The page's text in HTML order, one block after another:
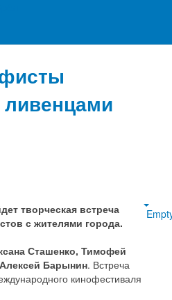
ливенцами
творческая встреча
с жителями города.
Сташенко, Тимофей
Барынин. Встреча
кинофестиваля